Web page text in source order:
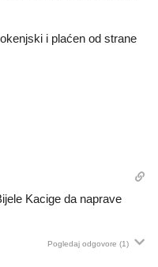
i plaćen od strane
Kacige da naprave
Pogledaj odgovore (1)